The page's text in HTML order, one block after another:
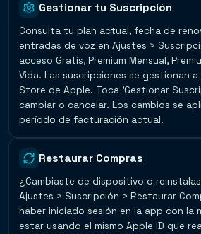
Gestionar tu Suscripción
Consulta tu plan actual, fecha de
entradas de voz en Ajustes >
acceso Gratis, Premium Mensual,
Vida. Las suscripciones se gestionan
Store de Apple. Toca 'Gestionar
cambiar o cancelar. Los cambios se
período de facturación actual.
Restaurar Compras
¿Cambiaste de dispositivo o
Ajustes > Suscripción > Restaurar
haber iniciado sesión en la app con la
estar usando el mismo Apple ID que